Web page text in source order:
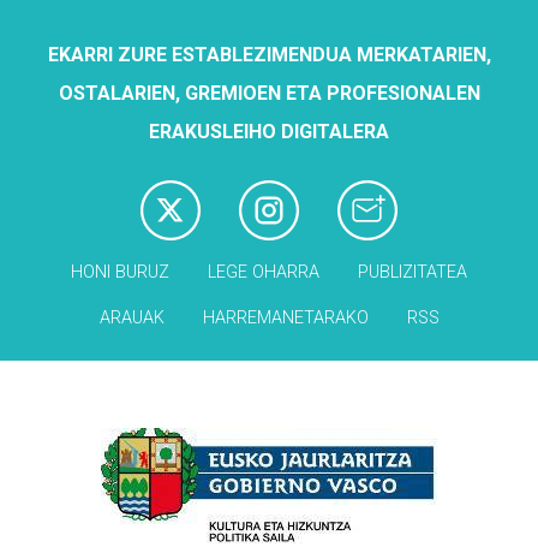
EKARRI ZURE ESTABLEZIMENDUA MERKATARIEN,
OSTALARIEN, GREMIOEN ETA PROFESIONALEN
ERAKUSLEIHO DIGITALERA
HONI BURUZ LEGE OHARRA PUBLIZITATEA
ARAUAK HARREMANETARAKO RSS